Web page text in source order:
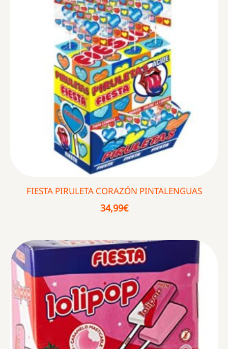
FIESTA PIRULETA CORAZÓN PINTALENGUAS
34,99€